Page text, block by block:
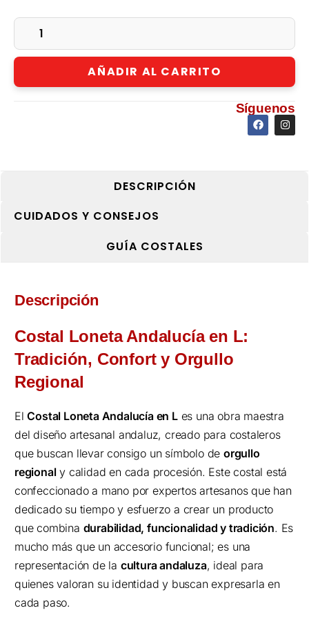
AÑADIR AL CARRITO
Síguenos
DESCRIPCIÓN
CUIDADOS Y CONSEJOS
GUÍA COSTALES
Descripción
Costal Loneta Andalucía en L:
Tradición, Confort y Orgullo
Regional
ElCostal Loneta Andalucía en Les una obra maestra
del diseño artesanal andaluz, creado para costaleros
que buscan llevar consigo un símbolo de orgullo
regionaly calidad en cada procesión. Este costal está
confeccionado a mano por expertos artesanos que han
dedicado su tiempo y esfuerzo a crear un producto
que combina durabilidad, funcionalidad y tradición. Es
mucho más que un accesorio funcional; es una
representación de la cultura andaluza, ideal para
quienes valoran su identidad y buscan expresarla en
cada paso.